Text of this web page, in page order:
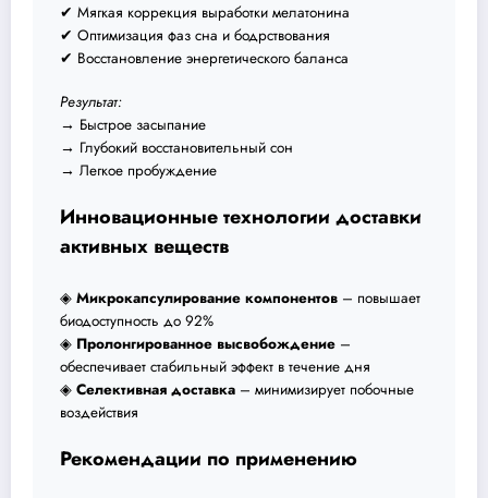
✔ Мягкая коррекция выработки мелатонина
✔ Оптимизация фаз сна и бодрствования
✔ Восстановление энергетического баланса
Результат:
→ Быстрое засыпание
→ Глубокий восстановительный сон
→ Легкое пробуждение
Инновационные технологии доставки
активных веществ
◈ Микрокапсулирование компонентов – повышает
биодоступность до 92%
◈ Пролонгированное высвобождение –
обеспечивает стабильный эффект в течение дня
◈ Селективная доставка – минимизирует побочные
воздействия
Рекомендации по применению